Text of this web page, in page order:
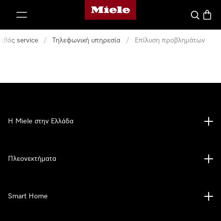
Αρχική σελίδα της Miele
service / Τηλεφωνική υπηρεσία / Επίλυση προβλημάτων
Η Miele στην Ελλάδα
Πλεονεκτήματα
Smart Home